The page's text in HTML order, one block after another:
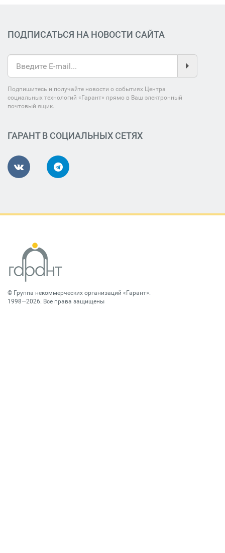
ПОДПИСАТЬСЯ НА НОВОСТИ САЙТА
Подпишитесь и получайте новости о событиях Центра
социальных технологий «Гарант» прямо в Ваш электронный
почтовый ящик.
ГАРАНТ В СОЦИАЛЬНЫХ СЕТЯХ
© Группа некоммерческих организаций «Гарант».
1998—2026. Все права защищены